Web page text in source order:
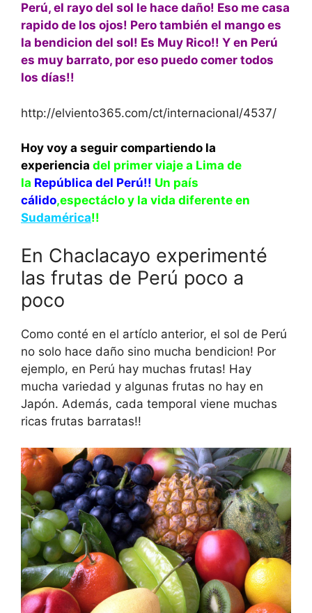
Perú, el rayo del sol le hace daño! Eso me casa
rapido de los ojos! Pero también el mango es
la bendicion del sol! Es Muy Rico!! Y en Perú
es muy barrato, por eso puedo comer todos
los días!!
http://elviento365.com/ct/internacional/4537/
Hoy voy a seguir compartiendo la
experiencia del primer viaje a Lima de
la República del Perú!! Un país
cálido,espectáclo y la vida diferente en
Sudamérica!!
En Chaclacayo experimenté
las frutas de Perú poco a
poco
Como conté en el artíclo anterior, el sol de Perú
no solo hace daño sino mucha bendicion! Por
ejemplo, en Perú hay muchas frutas! Hay
mucha variedad y algunas frutas no hay en
Japón. Además, cada temporal viene muchas
ricas frutas barratas!!